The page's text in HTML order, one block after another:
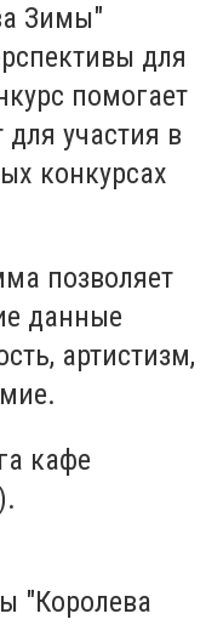
Зимы"
для
помогает
участия в
конкурсах
позволяет
данные
артистизм,
кафе
"Королева